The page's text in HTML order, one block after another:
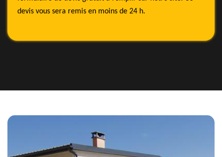
devis vous sera remis en moins de 24 h.